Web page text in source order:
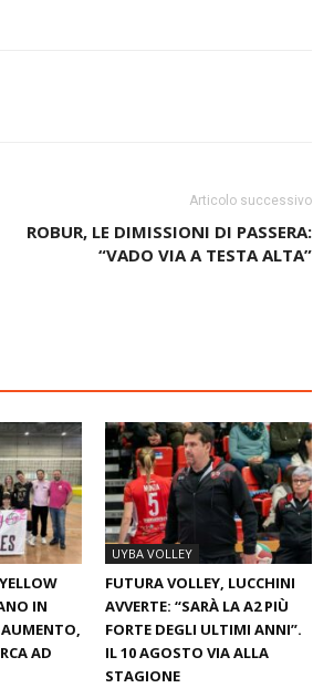
Articolo successivo
ROBUR, LE DIMISSIONI DI PASSERA:
“VADO VIA A TESTA ALTA”
IN
AD
UYBA VOLLEY
FUTURA VOLLEY, LUCCHINI
AVVERTE: “SARÀ LA A2 PIÙ
FORTE DEGLI ULTIMI ANNI”.
IL 10 AGOSTO VIA ALLA
STAGIONE